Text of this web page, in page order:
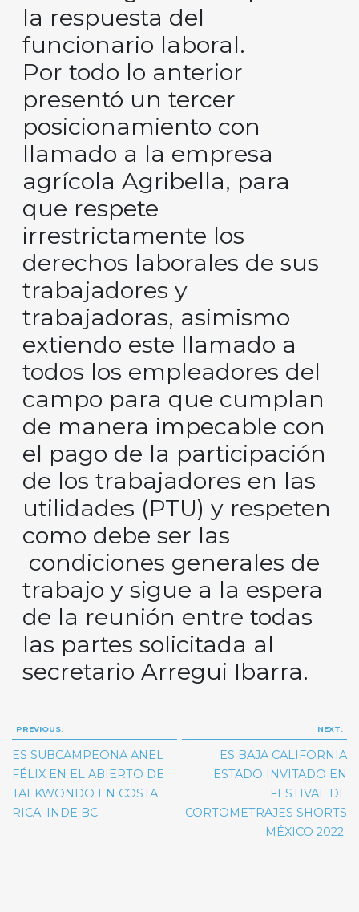
la respuesta del
funcionario laboral.
Por todo lo anterior
presentó un tercer
posicionamiento con
llamado a la empresa
agrícola Agribella, para
que respete
irrestrictamente los
derechos laborales de sus
trabajadores y
trabajadoras, asimismo
extiendo este llamado a
todos los empleadores del
campo para que cumplan
de manera impecable con
el pago de la participación
de los trabajadores en las
utilidades (PTU) y respeten
como debe ser las
condiciones generales de
trabajo y sigue a la espera
de la reunión entre todas
las partes solicitada al
secretario Arregui Ibarra.
Navegación
de
entradas
PREVIOUS:
ES SUBCAMPEONA ANEL
FÉLIX EN EL ABIERTO DE
TAEKWONDO EN COSTA
RICA: INDE BC
NEXT:
ES BAJA CALIFORNIA
ESTADO INVITADO EN
FESTIVAL DE
CORTOMETRAJES SHORTS
MÉXICO 2022